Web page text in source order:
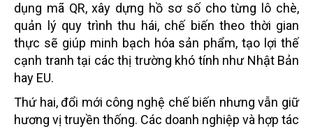
dụng mã QR, xây dựng hồ sơ số cho từng lô chè,
quản lý quy trình thu hái, chế biến theo thời gian
thực sẽ giúp minh bạch hóa sản phẩm, tạo lợi thế
cạnh tranh tại các thị trường khó tính như Nhật Bản
hay EU.
Thứ hai, đổi mới công nghệ chế biến nhưng vẫn giữ
hương vị truyền thống. Các doanh nghiệp và hợp tác